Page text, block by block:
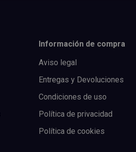
Información de compra
Aviso legal
Entregas y Devoluciones
Condiciones de uso
Política de privacidad
Política de cookies